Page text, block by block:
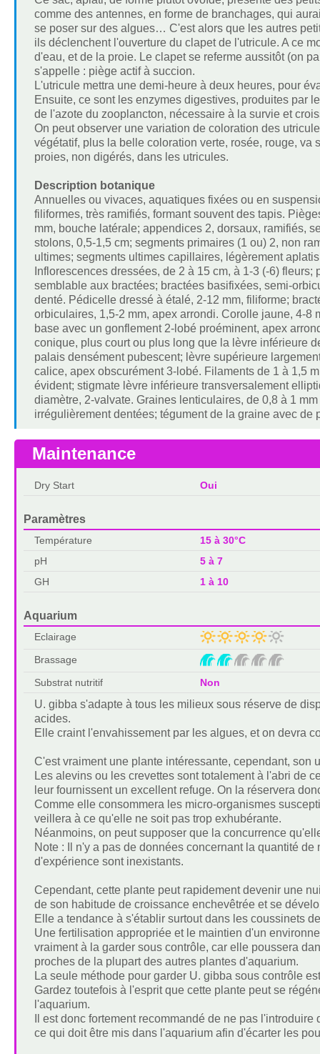
comme des antennes, en forme de branchages, qui
se poser sur des algues… C'est alors que les autres
ils déclenchent l'ouverture du clapet de l'utricule. A ce
d'eau, et de la proie. Le clapet se referme aussitôt (on
s'appelle : piège actif à succion.
L'utricule mettra une demi-heure à deux heures, pour
Ensuite, ce sont les enzymes digestives, produites par
de l'azote du zooplancton, nécessaire à la survie et
On peut observer une variation de coloration des
végétatif, plus la belle coloration verte, rosée, rouge,
proies, non digérés, dans les utricules.
Description botanique
Annuelles ou vivaces, aquatiques fixées ou en
filiformes, très ramifiés, formant souvent des tapis.
mm, bouche latérale; appendices 2, dorsaux, ramifiés,
stolons, 0,5-1,5 cm; segments primaires (1 ou) 2, non
ultimes; segments ultimes capillaires, légèrement
Inflorescences dressées, de 2 à 15 cm, à 1-3 (-6)
semblable aux bractées; bractées basifixées, semi-
denté. Pédicelle dressé à étalé, 2-12 mm, filiforme;
orbiculaires, 1,5-2 mm, apex arrondi. Corolle jaune, 4-
base avec un gonflement 2-lobé proéminent, apex
conique, plus court ou plus long que la lèvre inférieure
palais densément pubescent; lèvre supérieure
calice, apex obscurément 3-lobé. Filaments de 1 à 1,5
évident; stigmate lèvre inférieure transversalement
diamètre, 2-valvate. Graines lenticulaires, de 0,8 à 1
irrégulièrement dentées; tégument de la graine avec de
Maintenance
Dry Start Oui
Paramètres
Température
15 à 30°C
pH
5 à 7
GH
1 à 10
Aquarium
Eclairage
Brassage
Substrat nutritif
Non
U. gibba s'adapte à tous les milieux sous réserve de
acides.
Elle craint l'envahissement par les algues, et on devra
C'est vraiment une plante intéressante, cependant,
Les alevins ou les crevettes sont totalement à l'abri de
leur fournissent un excellent refuge. On la réservera
Comme elle consommera les micro-organismes
veillera à ce qu'elle ne soit pas trop exhubérante.
Néanmoins, on peut supposer que la concurrence
Note : Il n'y a pas de données concernant la quantité
d'expérience sont inexistants.
Cependant, cette plante peut rapidement devenir une
de son habitude de croissance enchevêtrée et se
Elle a tendance à s'établir surtout dans les coussinets
Une fertilisation appropriée et le maintien d'un
vraiment à la garder sous contrôle, car elle poussera
proches de la plupart des autres plantes d'aquarium.
La seule méthode pour garder U. gibba sous contrôle
Gardez toutefois à l'esprit que cette plante peut se
l'aquarium.
Il est donc fortement recommandé de ne pas
ce qui doit être mis dans l'aquarium afin d'écarter les